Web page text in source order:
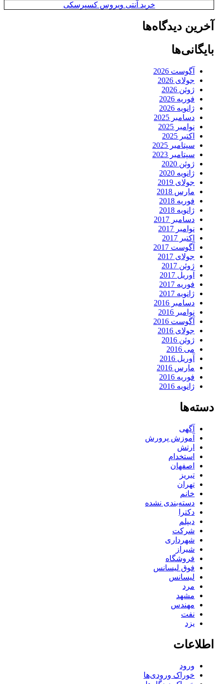
خرید آنتی ویروس کسپرسکی
آخرین دیدگاه‌ها
بایگانی‌ها
آگوست 2026
جولای 2026
ژوئن 2026
فوریه 2026
ژانویه 2026
دسامبر 2025
نوامبر 2025
اکتبر 2025
سپتامبر 2025
سپتامبر 2023
ژوئن 2020
ژانویه 2020
جولای 2019
مارس 2018
فوریه 2018
ژانویه 2018
دسامبر 2017
نوامبر 2017
اکتبر 2017
آگوست 2017
جولای 2017
ژوئن 2017
آوریل 2017
فوریه 2017
ژانویه 2017
دسامبر 2016
نوامبر 2016
آگوست 2016
جولای 2016
ژوئن 2016
می 2016
آوریل 2016
مارس 2016
فوریه 2016
ژانویه 2016
دسته‌ها
آگهی
آموزش پرورش
ارتش
استخدام
اصفهان
تبریز
تهران
خانم
دسته‌بندی نشده
دکترا
دیپلم
شرکت
شهرداری
شیراز
فروشگاه
فوق لیسانس
لیسانس
مرد
مشهد
مهندس
نفت
یزد
اطلاعات
ورود
خوراک ورودی‌ها